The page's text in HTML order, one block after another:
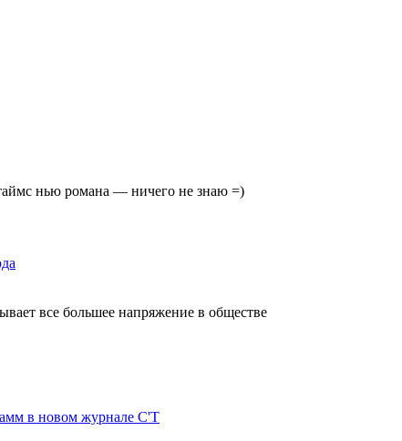
нью романа — ничего не знаю =)
все большее напряжение в обществе
в новом журнале С'T